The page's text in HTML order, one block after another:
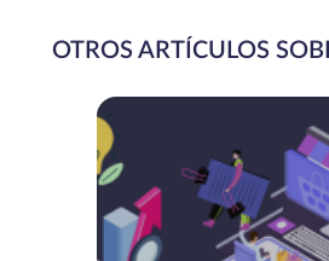
OTROS ARTÍCULOS